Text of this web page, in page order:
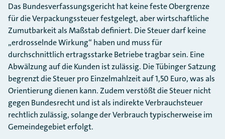
Das Bundesverfassungsgericht hat keine feste Obergrenze
für die Verpackungssteuer festgelegt, aber wirtschaftliche
Zumutbarkeit als Maßstab definiert. Die Steuer darf keine
„erdrosselnde Wirkung“ haben und muss für
durchschnittlich ertragsstarke Betriebe tragbar sein. Eine
Abwälzung auf die Kunden ist zulässig. Die Tübinger Satzung
begrenzt die Steuer pro Einzelmahlzeit auf 1,50 Euro, was als
Orientierung dienen kann. Zudem verstößt die Steuer nicht
gegen Bundesrecht und ist als indirekte Verbrauchsteuer
rechtlich zulässig, solange der Verbrauch typischerweise im
Gemeindegebiet erfolgt.